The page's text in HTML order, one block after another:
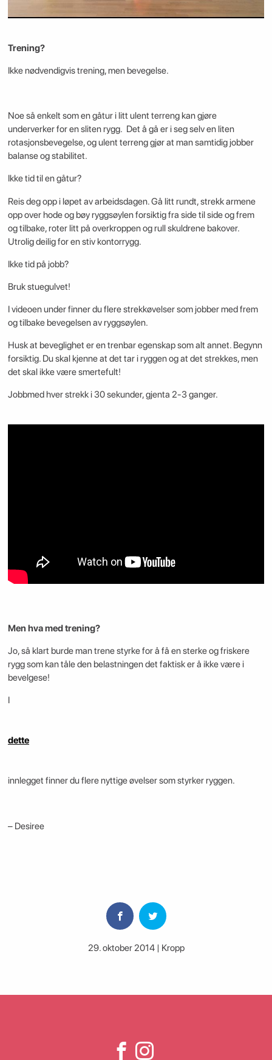
Trening?
Ikke nødvendigvis trening, men bevegelse.
Noe så enkelt som en gåtur i litt ulent terreng kan gjøre
underverker for en sliten rygg. Det å gå er i seg selv en liten
rotasjonsbevegelse, og ulent terreng gjør at man samtidig jobber
balanse og stabilitet.
Ikke tid til en gåtur?
Reis deg opp i løpet av arbeidsdagen. Gå litt rundt, strekk armene
opp over hode og bøy ryggsøylen forsiktig fra side til side og frem
og tilbake, roter litt på overkroppen og rull skuldrene bakover.
Utrolig deilig for en stiv kontorrygg.
Ikke tid på jobb?
Bruk stuegulvet!
I videoen under finner du flere strekkøvelser som jobber med frem
og tilbake bevegelsen av ryggsøylen.
Husk at beveglighet er en trenbar egenskap som alt annet. Begynn
forsiktig. Du skal kjenne at det tar i ryggen og at det strekkes, men
det skal ikke være smertefult!
Jobbmed hver strekk i 30 sekunder, gjenta 2-3 ganger.
Men hva med trening?
Jo, så klart burde man trene styrke for å få en sterke og friskere
rygg som kan tåle den belastningen det faktisk er å ikke være i
bevelgese!
I
dette
innlegget finner du flere nyttige øvelser som styrker ryggen.
– Desiree
29. oktober 2014 | Kropp